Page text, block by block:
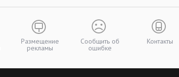
12 августа 2017
Исландия до 19 -
Гандбол. Мир.
Исландия до 19 -
Размещение
рекламы
Сообщить об
ошибке
Контакты